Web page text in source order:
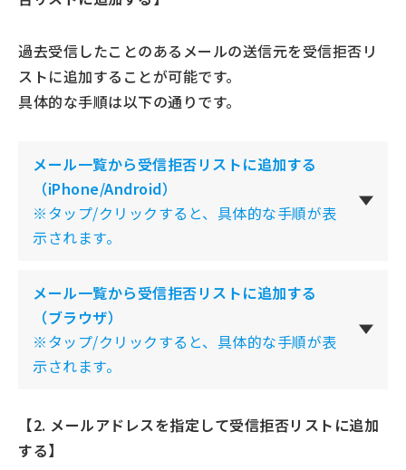
過去受信したことのあるメールの送信元を受信拒否リ
ストに追加することが可能です。
具体的な手順は以下の通りです。
メール一覧から受信拒否リストに追加する
（iPhone/Android）
※タップ/クリックすると、具体的な手順が表
示されます。
メール一覧から受信拒否リストに追加する
（ブラウザ）
※タップ/クリックすると、具体的な手順が表
示されます。
【2. メールアドレスを指定して受信拒否リストに追加
する】